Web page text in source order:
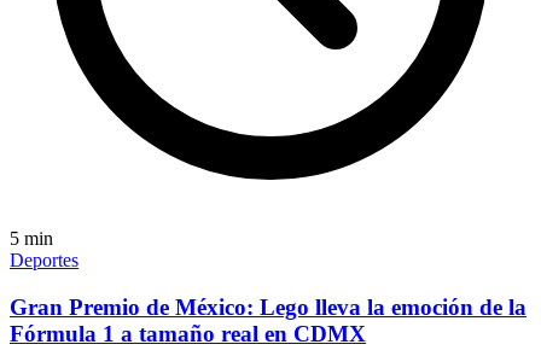
5 min
Deportes
Gran Premio de México: Lego lleva la emoción de la
Fórmula 1 a tamaño real en CDMX